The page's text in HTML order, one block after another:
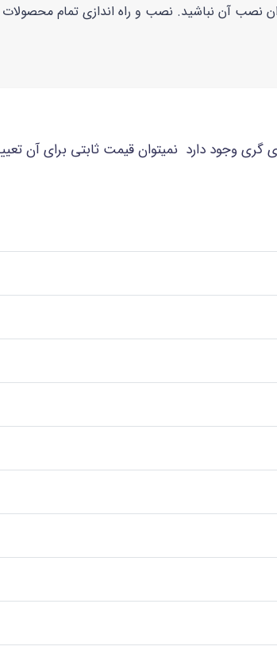
نصب آن نباشید. نصب و راه اندازی تمام
وجود دارد نمیتوان قیمت ثابتی برای آن